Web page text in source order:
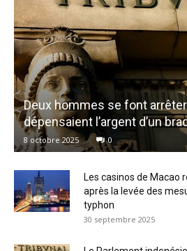
Deux hommes se font
dépensaient l’argent d’un
8 octobre 2025 0
Les casinos de Macao
après la levée des
typhon
30 septembre 2025